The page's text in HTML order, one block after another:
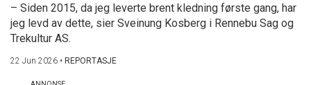
– Siden 2015, da jeg leverte brent kledning første gang, har
jeg levd av dette, sier Sveinung Kosberg i Rennebu Sag og
Trekultur AS.
22 Jun 2026 • REPORTASJE